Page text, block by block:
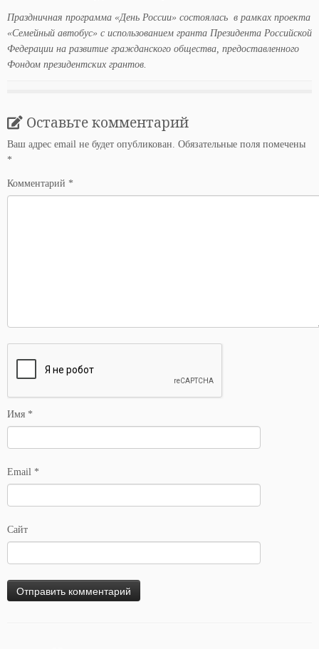
Праздничная программа «День России» состоялась в рамках проекта
«Семейный автобус» с использованием гранта Президента Российской
Федерации на развитие гражданского общества, предоставленного
Фондом президентских грантов.
Оставьте комментарий
Ваш адрес email не будет опубликован. Обязательные поля помечены
*
Комментарий *
Имя *
Email *
Сайт